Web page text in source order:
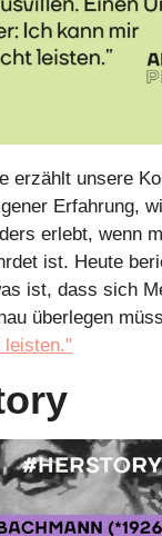
erzählt unsere
Erfahrung,
erlebt, wenn
ist. Heute
ist, dass sich
überlegen
leisten."